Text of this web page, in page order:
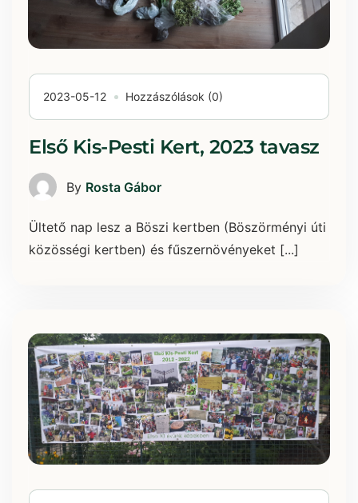
2023-05-12 Hozzászólások (0)
Első Kis-Pesti Kert, 2023 tavasz
By Rosta Gábor
Ültető nap lesz a Böszi kertben (Böszörményi úti
közösségi kertben) és fűszernövényeket [...]